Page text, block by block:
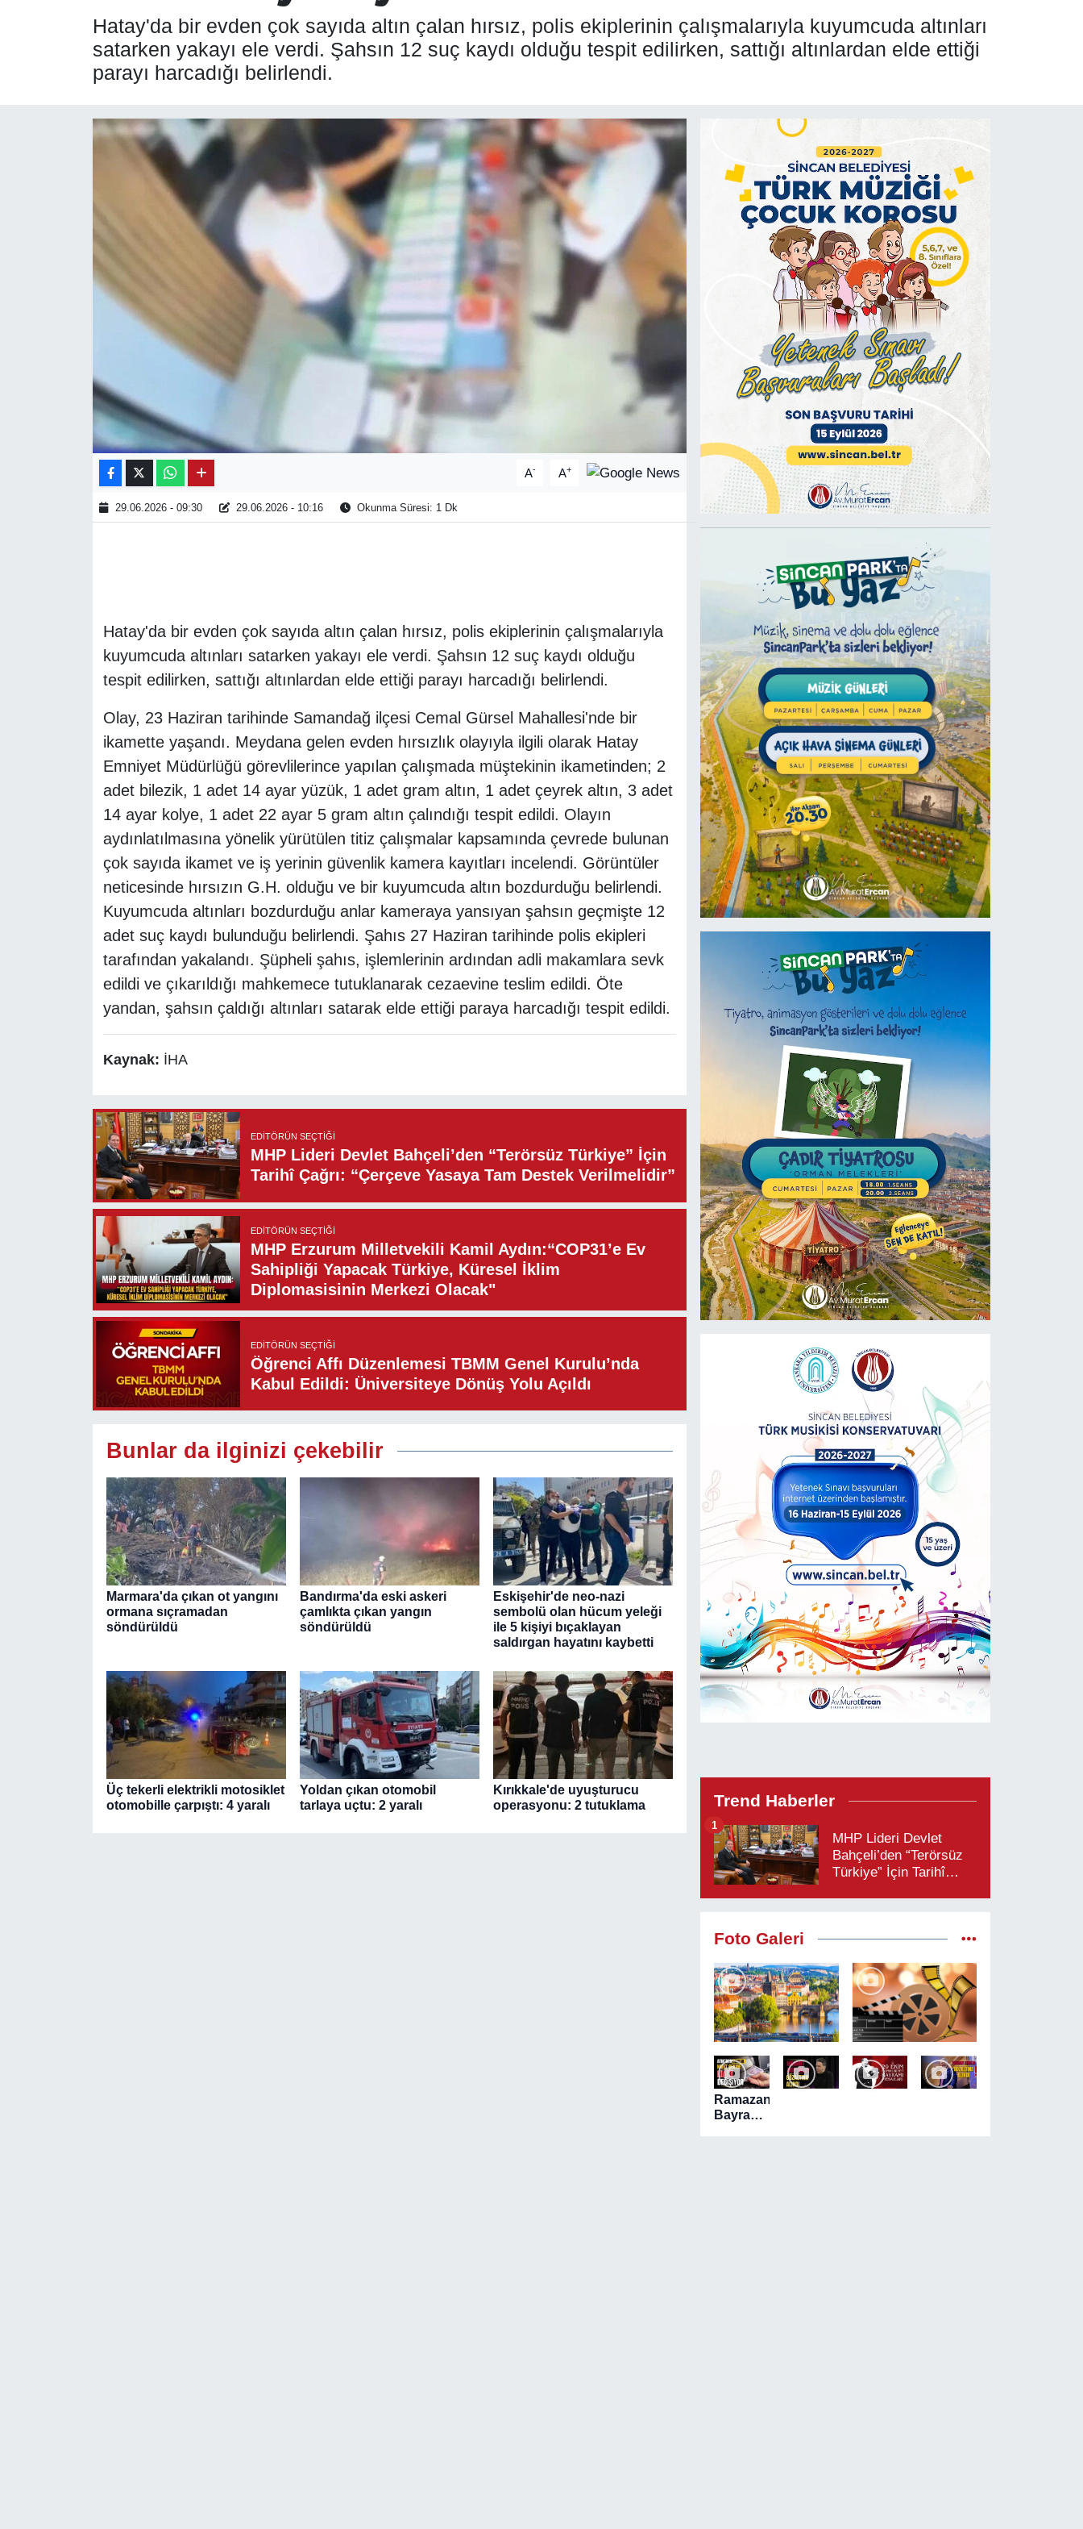
Hatay'da bir evden çok sayıda altın çalan hırsız, polis ekiplerinin çalışmalarıyla kuyumcuda altınları
satarken yakayı ele verdi. Şahsın 12 suç kaydı olduğu tespit edilirken, sattığı altınlardan elde ettiği
parayı harcadığı belirlendi.
A- A+
29.06.2026 - 09:30 29.06.2026 - 10:16 Okunma Süresi: 1 Dk
Hatay'da bir evden çok sayıda altın çalan hırsız, polis ekiplerinin çalışmalarıyla
kuyumcuda altınları satarken yakayı ele verdi. Şahsın 12 suç kaydı olduğu
tespit edilirken, sattığı altınlardan elde ettiği parayı harcadığı belirlendi.
Olay, 23 Haziran tarihinde Samandağ ilçesi Cemal Gürsel Mahallesi'nde bir
ikamette yaşandı. Meydana gelen evden hırsızlık olayıyla ilgili olarak Hatay
Emniyet Müdürlüğü görevlilerince yapılan çalışmada müştekinin ikametinden; 2
adet bilezik, 1 adet 14 ayar yüzük, 1 adet gram altın, 1 adet çeyrek altın, 3 adet
14 ayar kolye, 1 adet 22 ayar 5 gram altın çalındığı tespit edildi. Olayın
aydınlatılmasına yönelik yürütülen titiz çalışmalar kapsamında çevrede bulunan
çok sayıda ikamet ve iş yerinin güvenlik kamera kayıtları incelendi. Görüntüler
neticesinde hırsızın G.H. olduğu ve bir kuyumcuda altın bozdurduğu belirlendi.
Kuyumcuda altınları bozdurduğu anlar kameraya yansıyan şahsın geçmişte 12
adet suç kaydı bulunduğu belirlendi. Şahıs 27 Haziran tarihinde polis ekipleri
tarafından yakalandı. Şüpheli şahıs, işlemlerinin ardından adli makamlara sevk
edildi ve çıkarıldığı mahkemece tutuklanarak cezaevine teslim edildi. Öte
yandan, şahsın çaldığı altınları satarak elde ettiği paraya harcadığı tespit edildi.
Kaynak: İHA
EDITÖRÜN SEÇTIĞI
MHP Lideri Devlet Bahçeli’den “Terörsüz Türkiye” İçin
Tarihî Çağrı: “Çerçeve Yasaya Tam Destek Verilmelidir”
EDITÖRÜN SEÇTIĞI
MHP Erzurum Milletvekili Kamil Aydın:“COP31’e Ev
Sahipliği Yapacak Türkiye, Küresel İklim
Diplomasisinin Merkezi Olacak"
EDITÖRÜN SEÇTIĞI
Öğrenci Affı Düzenlemesi TBMM Genel Kurulu’nda
Kabul Edildi: Üniversiteye Dönüş Yolu Açıldı
Bunlar da ilginizi çekebilir
Marmara'da çıkan ot yangını
ormana sıçramadan
söndürüldü
Bandırma'da eski askeri
çamlıkta çıkan yangın
söndürüldü
Eskişehir'de neo-nazi
sembolü olan hücum yeleği
ile 5 kişiyi bıçaklayan
saldırgan hayatını kaybetti
Üç tekerli elektrikli motosiklet
otomobille çarpıştı: 4 yaralı
Yoldan çıkan otomobil
tarlaya uçtu: 2 yaralı
Kırıkkale'de uyuşturucu
operasyonu: 2 tutuklama
Trend Haberler
MHP Lideri Devlet
Bahçeli’den “Terörsüz
Türkiye” İçin Tarihî
1
Foto Galeri
Ramazan
Bayramı
BİLİM - TEKNOLOJİ
KÜLTÜR SANAT
MAGAZİN